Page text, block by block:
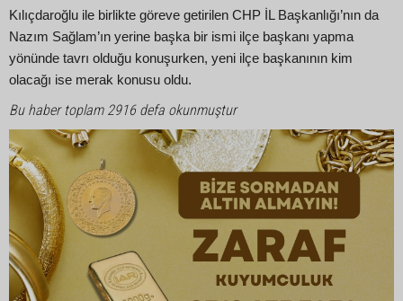
Kılıçdaroğlu ile birlikte göreve getirilen CHP İL Başkanlığı’nın da
Nazım Sağlam’ın yerine başka bir ismi ilçe başkanı yapma
yönünde tavrı olduğu konuşurken, yeni ilçe başkanının kim
olacağı ise merak konusu oldu.
Bu haber toplam 2916 defa okunmuştur